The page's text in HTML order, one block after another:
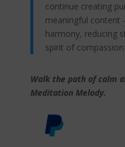
continue creating
meaningful content
harmony, reducing
spirit of
Walk the path of calm
Meditation Melody.